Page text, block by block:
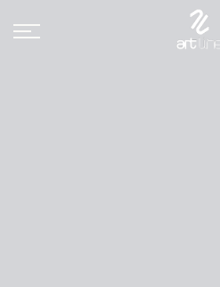
Panneau de gestion des